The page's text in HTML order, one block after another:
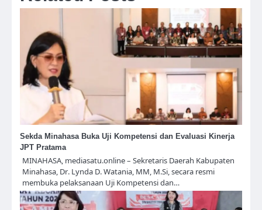
Sekda Minahasa Buka Uji Kompetensi dan Evaluasi Kinerja
JPT Pratama
MINAHASA, mediasatu.online – Sekretaris Daerah Kabupaten
Minahasa, Dr. Lynda D. Watania, MM, M.Si, secara resmi
membuka pelaksanaan Uji Kompetensi dan…